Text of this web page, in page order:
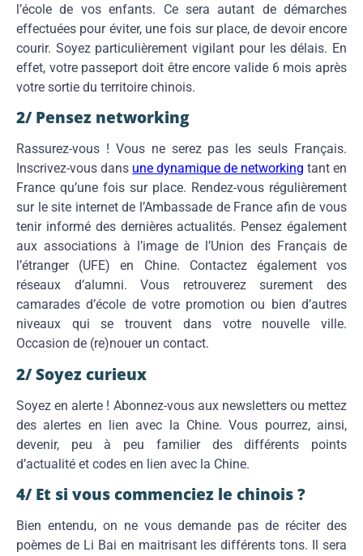
l’école de vos enfants. Ce sera autant de démarches
effectuées pour éviter, une fois sur place, de devoir encore
courir. Soyez particulièrement vigilant pour les délais. En
effet, votre passeport doit être encore valide 6 mois après
votre sortie du territoire chinois.
2/ Pensez networking
Rassurez-vous ! Vous ne serez pas les seuls Français.
Inscrivez-vous dans une dynamique de networking tant en
France qu’une fois sur place. Rendez-vous régulièrement
sur le site internet de l’Ambassade de France afin de vous
tenir informé des dernières actualités. Pensez également
aux associations à l’image de l’Union des Français de
l’étranger (UFE) en Chine. Contactez également vos
réseaux d’alumni. Vous retrouverez surement des
camarades d’école de votre promotion ou bien d’autres
niveaux qui se trouvent dans votre nouvelle ville.
Occasion de (re)nouer un contact.
2/ Soyez curieux
Soyez en alerte ! Abonnez-vous aux newsletters ou mettez
des alertes en lien avec la Chine. Vous pourrez, ainsi,
devenir, peu à peu familier des différents points
d’actualité et codes en lien avec la Chine.
4/ Et si vous commenciez le chinois ?
Bien entendu, on ne vous demande pas de réciter des
poèmes de Li Bai en maitrisant les différents tons. Il sera